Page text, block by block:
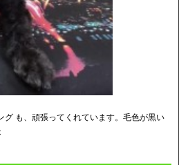
グ も、頑張ってくれています。毛色が黒い